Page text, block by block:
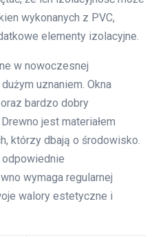
wykonanych z PVC,
elementy izolacyjne.
w nowoczesnej
uznaniem. Okna
bardzo dobry
jest materiałem
którzy dbają o środowisko.
wymaga regularnej
walory estetyczne i